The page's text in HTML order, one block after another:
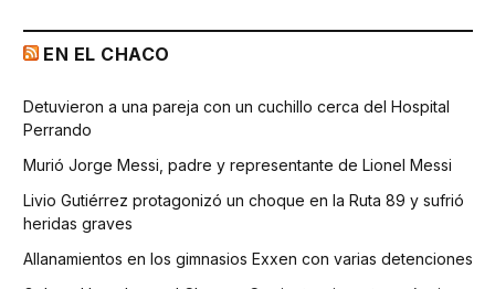
EN EL CHACO
Detuvieron a una pareja con un cuchillo cerca del Hospital
Perrando
Murió Jorge Messi, padre y representante de Lionel Messi
Livio Gutiérrez protagonizó un choque en la Ruta 89 y sufrió
heridas graves
Allanamientos en los gimnasios Exxen con varias detenciones